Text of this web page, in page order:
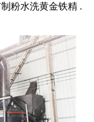
粉水洗黄金铁精 .